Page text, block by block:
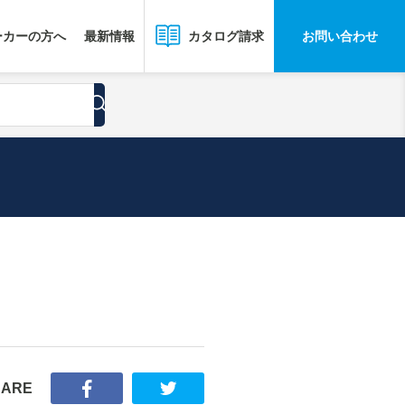
ーの方へ 最新情報 カタログ請求 お問い合わせ